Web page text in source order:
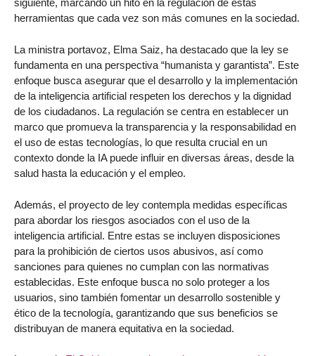
siguiente, marcando un hito en la regulación de estas
herramientas que cada vez son más comunes en la sociedad.
La ministra portavoz, Elma Saiz, ha destacado que la ley se
fundamenta en una perspectiva “humanista y garantista”. Este
enfoque busca asegurar que el desarrollo y la implementación
de la inteligencia artificial respeten los derechos y la dignidad
de los ciudadanos. La regulación se centra en establecer un
marco que promueva la transparencia y la responsabilidad en
el uso de estas tecnologías, lo que resulta crucial en un
contexto donde la IA puede influir en diversas áreas, desde la
salud hasta la educación y el empleo.
Además, el proyecto de ley contempla medidas específicas
para abordar los riesgos asociados con el uso de la
inteligencia artificial. Entre estas se incluyen disposiciones
para la prohibición de ciertos usos abusivos, así como
sanciones para quienes no cumplan con las normativas
establecidas. Este enfoque busca no solo proteger a los
usuarios, sino también fomentar un desarrollo sostenible y
ético de la tecnología, garantizando que sus beneficios se
distribuyan de manera equitativa en la sociedad.